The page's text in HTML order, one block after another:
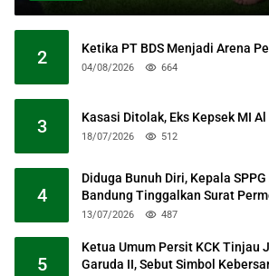
2 Ketika PT BDS Menjadi Arena
04/08/2026 664
3 Kasasi Ditolak, Eks Kepsek MI
18/07/2026 512
4
Diduga Bunuh Diri, Kepala
Bandung Tinggalkan Surat
13/07/2026 487
5
Ketua Umum Persit KCK Tinjau
Garuda II, Sebut Simbol